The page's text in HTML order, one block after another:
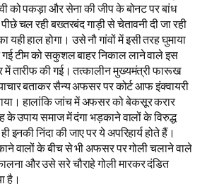
को पकड़ा और सेना की जीप के बोनट पर बांध
चल रही बख्तरबंद गाड़ी से चेतावनी दी जा रही
यही हाल होगा। उसे नौ गांवों में इसी तरह घुमाया
टीम को सकुशल बाहर निकाल लाने वाले इस
में तारीफ की गई। तत्कालीन मुख्यमंत्री फारूख
बताकर सैन्य अफसर पर कोर्ट आफ इंक्वायरी
हालांकि जांच में अफसर को बेकसूर करार
के उपाय समाज में दंगा भड़काने वालों के विरुद्ध
इनकी निंदा की जाए पर ये अपरिहार्य होते हैं।
वालों के बीच से भी अफसर पर गोली चलाने वाले
और उसे सरे चौराहे गोली मारकर दंडित
है।